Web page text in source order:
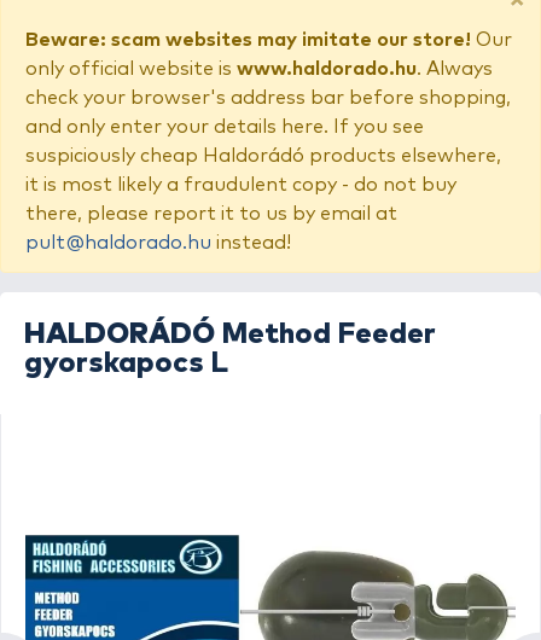
Beware: scam websites may imitate our store! Our
only official website is www.haldorado.hu. Always
check your browser's address bar before shopping,
and only enter your details here. If you see
suspiciously cheap Haldorádó products elsewhere,
it is most likely a fraudulent copy - do not buy
there, please report it to us by email at
pult@haldorado.hu instead!
HALDORÁDÓ Method Feeder
gyorskapocs L